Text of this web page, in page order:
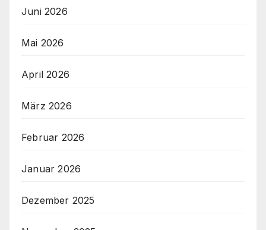
Juni 2026
Mai 2026
April 2026
März 2026
Februar 2026
Januar 2026
Dezember 2025